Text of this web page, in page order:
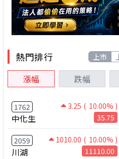
熱門排行 上市
漲幅 跌幅
1762 3.25 ( 10.00% )
中化生 35.75
2059 1010.00 ( 10.00% )
川湖 11110.00